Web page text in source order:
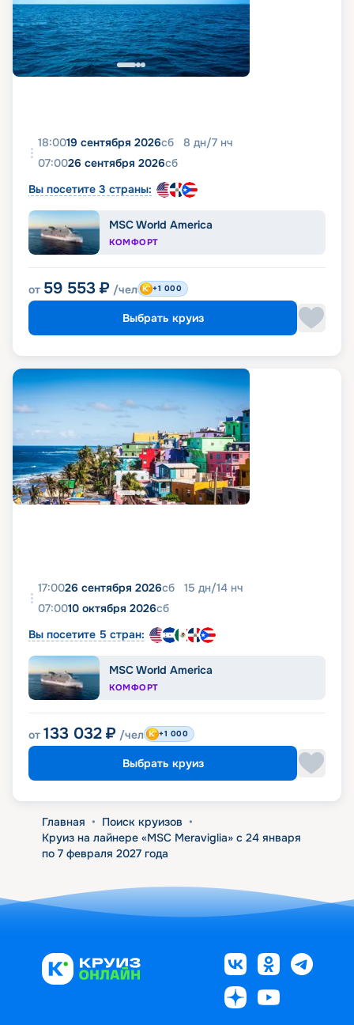
18:0019 сентября 2026сб 8 дн/7 нч
07:0026 сентября 2026сб
Вы посетите 3 страны:
MSC World America
КОМФОРТ
от 59 553 ₽ /чел +1 000
Выбрать круиз
17:0026 сентября 2026сб 15 дн/14 нч
07:0010 октября 2026сб
Вы посетите 5 стран:
MSC World America
КОМФОРТ
от 133 032 ₽ /чел +1 000
Выбрать круиз
Главная • Поиск круизов •
Круиз на лайнере «MSC Meraviglia» с 24 января
по 7 февраля 2027 года